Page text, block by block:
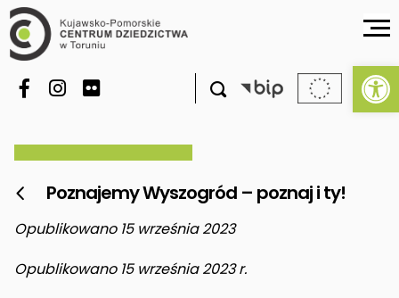

 Poznajemy Wyszogród – poznaj i ty!
Opublikowano 15 września 2023
Opublikowano 15 września 2023 r.